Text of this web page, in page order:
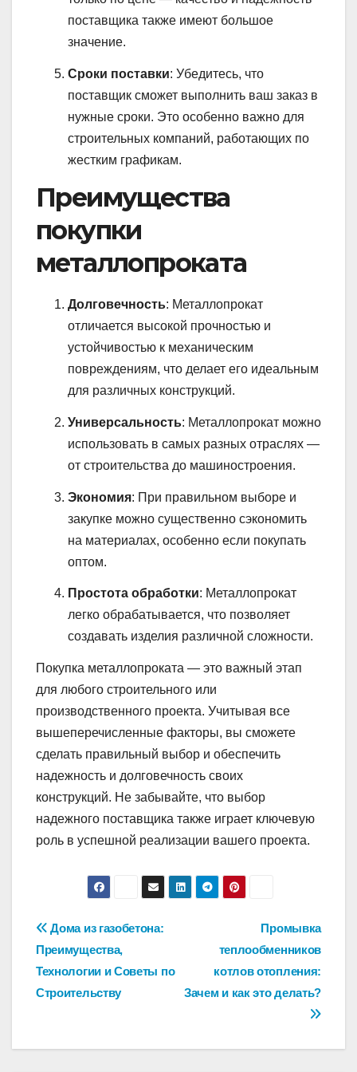
поставщика также имеют большое
значение.
Сроки поставки: Убедитесь, что
поставщик сможет выполнить ваш заказ в
нужные сроки. Это особенно важно для
строительных компаний, работающих по
жестким графикам.
Преимущества
покупки
металлопроката
Долговечность: Металлопрокат
отличается высокой прочностью и
устойчивостью к механическим
повреждениям, что делает его идеальным
для различных конструкций.
Универсальность: Металлопрокат можно
использовать в самых разных отраслях —
от строительства до машиностроения.
Экономия: При правильном выборе и
закупке можно существенно сэкономить
на материалах, особенно если покупать
оптом.
Простота обработки: Металлопрокат
легко обрабатывается, что позволяет
создавать изделия различной сложности.
Покупка металлопроката — это важный этап
для любого строительного или
производственного проекта. Учитывая все
вышеперечисленные факторы, вы сможете
сделать правильный выбор и обеспечить
надежность и долговечность своих
конструкций. Не забывайте, что выбор
надежного поставщика также играет ключевую
роль в успешной реализации вашего проекта.
Навигация
по
записям
Промывка
теплообменников
котлов отопления:
Зачем и как это делать?
Дома из газобетона:
Преимущества,
Технологии и Советы по
Строительству